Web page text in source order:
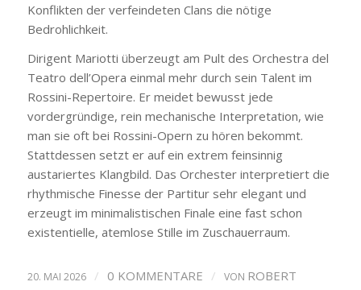
Konflikten der verfeindeten Clans die nötige
Bedrohlichkeit.
Dirigent Mariotti überzeugt am Pult des Orchestra del
Teatro dell’Opera einmal mehr durch sein Talent im
Rossini-Repertoire. Er meidet bewusst jede
vordergründige, rein mechanische Interpretation, wie
man sie oft bei Rossini-Opern zu hören bekommt.
Stattdessen setzt er auf ein extrem feinsinnig
austariertes Klangbild. Das Orchester interpretiert die
rhythmische Finesse der Partitur sehr elegant und
erzeugt im minimalistischen Finale eine fast schon
existentielle, atemlose Stille im Zuschauerraum.
20. MAI 2026 / 0 KOMMENTARE / VON ROBERT